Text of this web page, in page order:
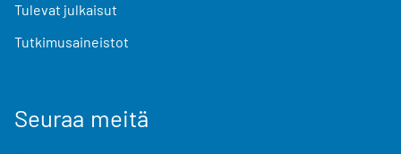
Tulevat julkaisut
Tutkimusaineistot
Seuraa meitä